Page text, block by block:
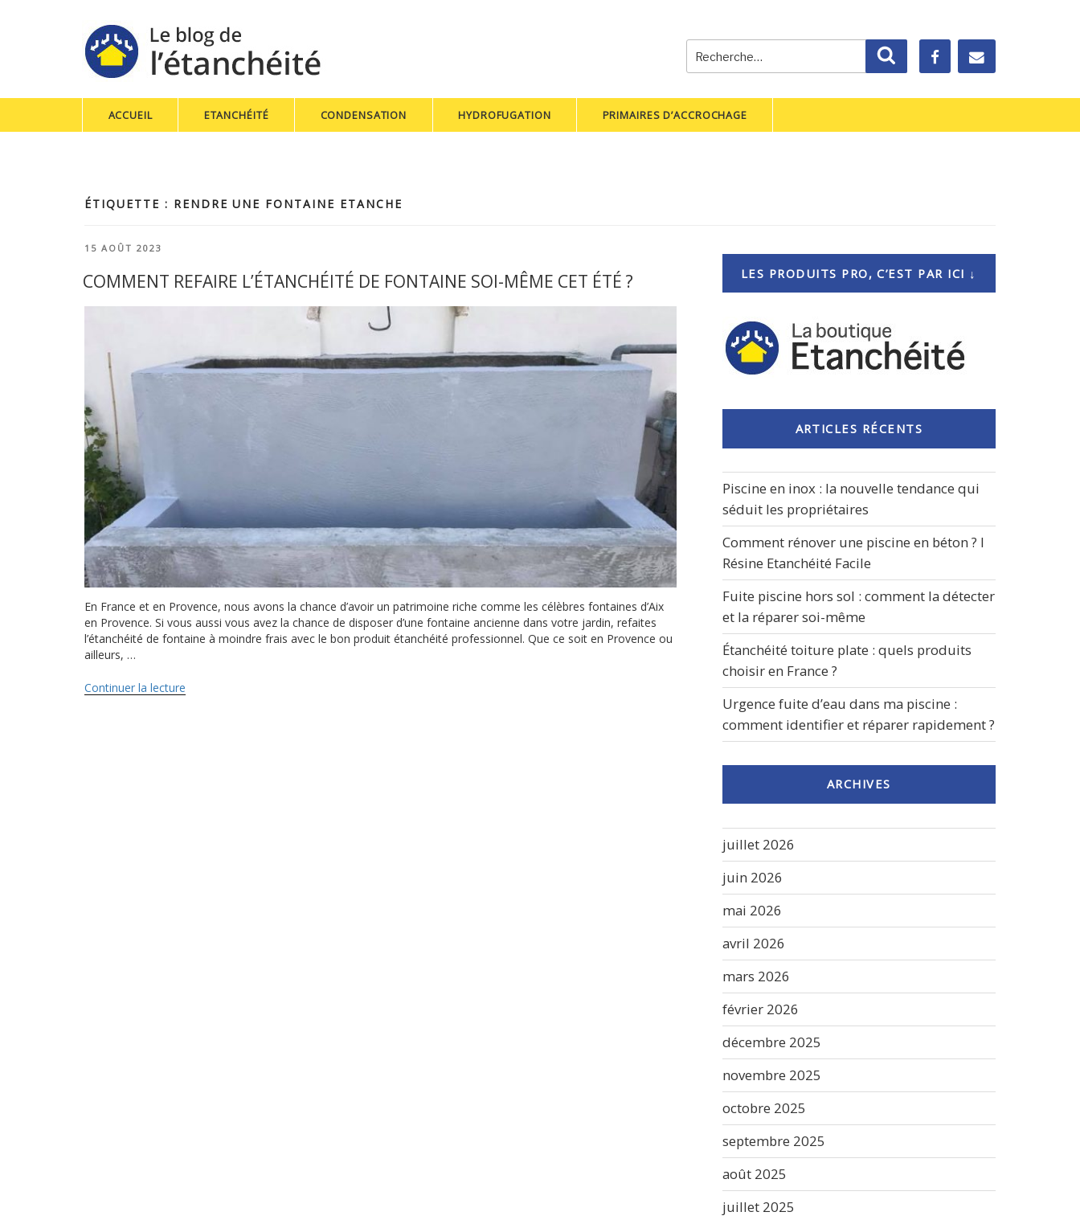
Recherche
pour
:
Recherche
ACCUEIL ETANCHÉITÉ CONDENSATION HYDROFUGATION PRIMAIRES D’ACCROCHAGE
ÉTIQUETTE : RENDRE UNE FONTAINE ETANCHE
PUBLIÉ
15 AOÛT 2023
COMMENT REFAIRE L’ÉTANCHÉITÉ DE FONTAINE SOI-MÊME CET ÉTÉ ?
En France et en Provence, nous avons la chance d’avoir un patrimoine riche comme les célèbres fontaines d’Aix
en Provence. Si vous aussi vous avez la chance de disposer d’une fontaine ancienne dans votre jardin, refaites
l’étanchéité de fontaine à moindre frais avec le bon produit étanchéité professionnel. Que ce soit en Provence ou
ailleurs, …
Continuer la lecture
LES PRODUITS PRO, C’EST PAR ICI ↓
ARTICLES RÉCENTS
Piscine en inox : la nouvelle tendance qui
séduit les propriétaires
Comment rénover une piscine en béton ? I
Résine Etanchéité Facile
Fuite piscine hors sol : comment la détecter
et la réparer soi-même
Étanchéité toiture plate : quels produits
choisir en France ?
Urgence fuite d’eau dans ma piscine :
comment identifier et réparer rapidement ?
ARCHIVES
juillet 2026
juin 2026
mai 2026
avril 2026
mars 2026
février 2026
décembre 2025
novembre 2025
octobre 2025
septembre 2025
août 2025
juillet 2025